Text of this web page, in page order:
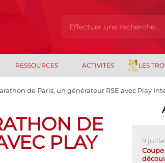
RESSOURCES ACTIVITÉS LES
de Paris, un générateur RSE avec Play
DE
PLAY
9
Coupe